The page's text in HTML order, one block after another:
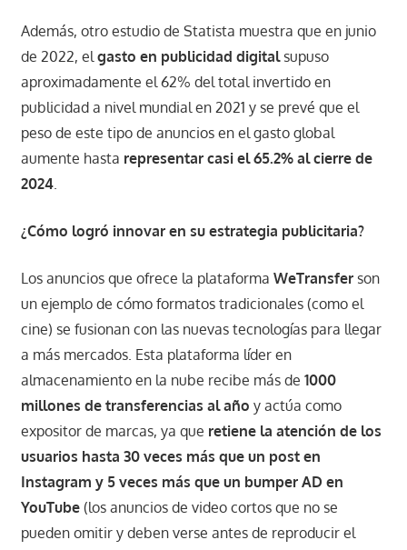
Además, otro estudio de Statista muestra que en junio
de 2022, elgasto en publicidad digitalsupuso
aproximadamente el 62% del total invertido en
publicidad a nivel mundial en 2021 y se prevé que el
peso de este tipo de anuncios en el gasto global
aumente hasta representar casi el 65.2% al cierre de
2024.
¿Cómo logró innovar en su estrategia publicitaria?
Los anuncios que ofrece la plataforma WeTransferson
un ejemplo de cómo formatos tradicionales (como el
cine) se fusionan con las nuevas tecnologías para llegar
a más mercados. Esta plataforma líder en
almacenamiento en la nube recibe más de 1000
millones de transferencias al año y actúa como
expositor de marcas, ya que retiene la atención de los
usuarios hasta 30 veces más que un post en
Instagram y 5 veces más que un bumper AD en
YouTube (los anuncios de video cortos que no se
pueden omitir y deben verse antes de reproducir el